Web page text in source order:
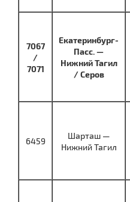
7067
/
7071
Екатеринбург-
Пасс. —
Нижний Тагил
/ Серов
6459
Шарташ —
Нижний Тагил